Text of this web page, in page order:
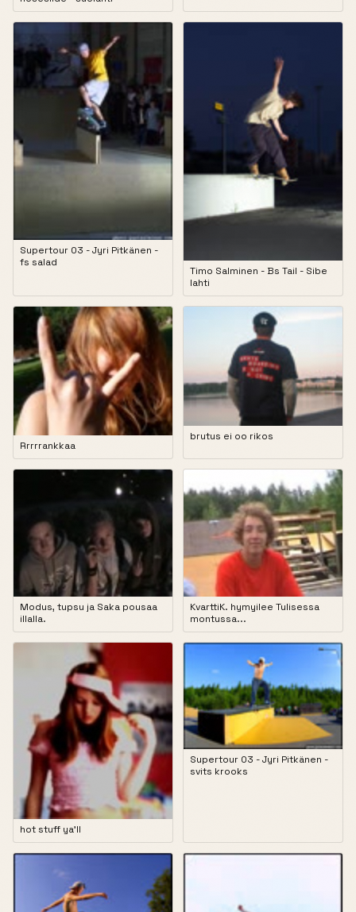
Supertour 03 - Jyri Pitkänen -
fs salad
Timo Salminen - Bs Tail - Sibe
lahti
Rrrrrankkaa
brutus ei oo rikos
Modus, tupsu ja Saka pousaa
illalla.
KvarttiK. hymyilee Tulisessa
montussa...
hot stuff ya'll
Supertour 03 - Jyri Pitkänen -
svits krooks